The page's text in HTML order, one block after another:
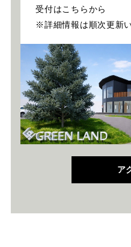
受付はこちらから
※詳細情報は順次更新い
ア